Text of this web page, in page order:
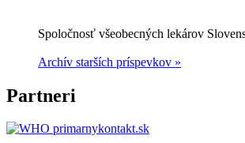
Spoločnosť všeobecných lekárov
Archív starších príspevkov »
Partneri